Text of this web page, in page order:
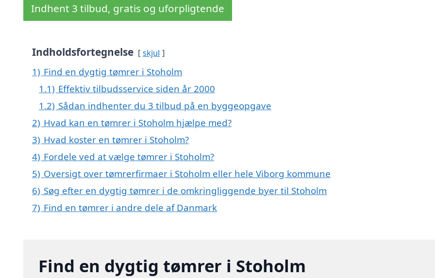
Indhent 3 tilbud, gratis og uforpligtende
Indholdsfortegnelse skjul
1) Find en dygtig tømrer i Stoholm
1.1) Effektiv tilbudsservice siden år 2000
1.2) Sådan indhenter du 3 tilbud på en byggeopgave
2) Hvad kan en tømrer i Stoholm hjælpe med?
3) Hvad koster en tømrer i Stoholm?
4) Fordele ved at vælge tømrer i Stoholm?
5) Oversigt over tømrerfirmaer i Stoholm eller hele Viborg kommune
6) Søg efter en dygtig tømrer i de omkringliggende byer til Stoholm
7) Find en tømrer i andre dele af Danmark
Find en dygtig tømrer i Stoholm